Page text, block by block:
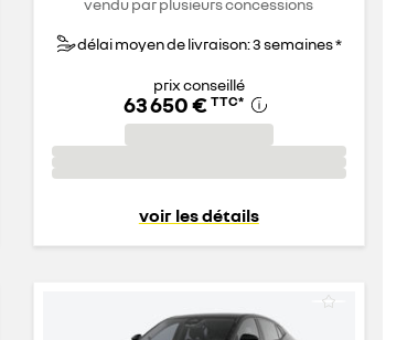
vendu par plusieurs concessions
délai moyen de livraison: 3 semaines *
prix conseillé
63 650 € TTC*
voir les détails